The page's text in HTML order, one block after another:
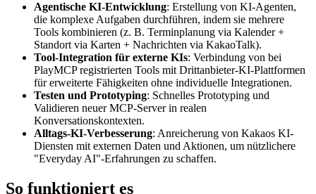
Agentische KI-Entwicklung: Erstellung von KI-Agenten,
die komplexe Aufgaben durchführen, indem sie mehrere
Tools kombinieren (z. B. Terminplanung via Kalender +
Standort via Karten + Nachrichten via KakaoTalk).
Tool-Integration für externe KIs: Verbindung von bei
PlayMCP registrierten Tools mit Drittanbieter-KI-Plattformen
für erweiterte Fähigkeiten ohne individuelle Integrationen.
Testen und Prototyping: Schnelles Prototyping und
Validieren neuer MCP-Server in realen
Konversationskontexten.
Alltags-KI-Verbesserung: Anreicherung von Kakaos KI-
Diensten mit externen Daten und Aktionen, um nützlichere
"Everyday AI"-Erfahrungen zu schaffen.
So funktioniert es